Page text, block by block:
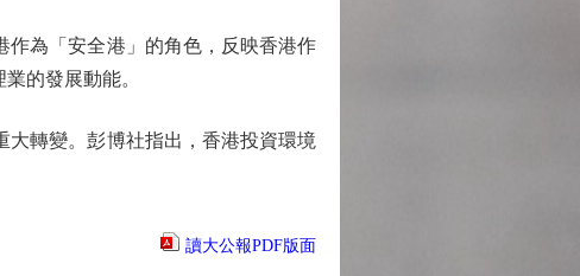
為「安全港」的角色，反映香港作
的發展動能。
轉變。彭博社指出，香港投資環境
讀大公報PDF版面